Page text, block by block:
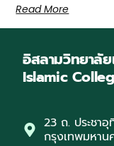
Read More
อิสลามวิทยาลั
Islamic
23 ถ. ประชา
กรุงเทพมหาน